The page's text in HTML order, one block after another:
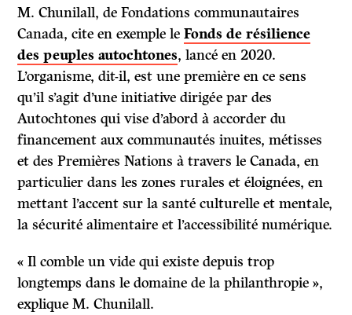
M. Chunilall, de Fondations communautaires
Canada, cite en exemple leFonds de résilience
des peuples autochtones, lancé en 2020.
L’organisme, dit-il, est une première en ce sens
qu’il s’agit d’une initiative dirigée par des
Autochtones qui vise d’abord à accorder du
financement aux communautés inuites, métisses
et des Premières Nations à travers le Canada, en
particulier dans les zones rurales et éloignées, en
mettant l’accent sur la santé culturelle et mentale,
la sécurité alimentaire et l’accessibilité numérique.
« Il comble un vide qui existe depuis trop
longtemps dans le domaine de la philanthropie »,
explique M. Chunilall.